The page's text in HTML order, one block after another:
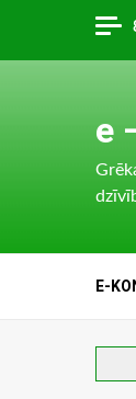
content
e
E-